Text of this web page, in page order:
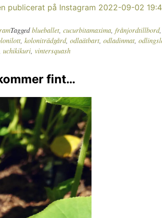
publicerat på Instagram 2022-09-02
Taggedblueballet, cucurbitamaxima, frånjordtillbord,
, koloniträdgård, odlaätbart, odladinmat,
uchikikuri, vintersquash
fint…